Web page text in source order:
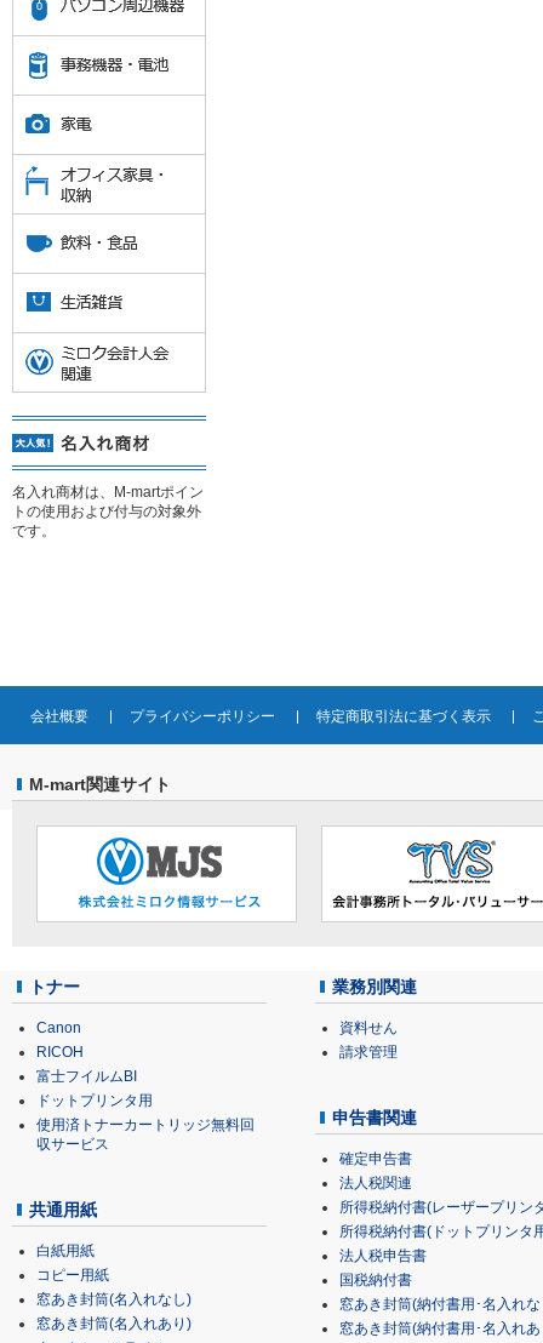
名入れ商材は、M-martポイン
トの使用および付与の対象外
です。
会社概要 プライバシーポリシー 特定商取引法に基づく表示
M-mart関連サイト
トナー
Canon
RICOH
富士フイルムBI
ドットプリンタ用
使用済トナーカートリッジ無料回
収サービス
共通用紙
白紙用紙
コピー用紙
窓あき封筒(名入れなし)
窓あき封筒(名入れあり)
業務別関連
資料せん
請求管理
申告書関連
確定申告書
法人税関連
所得税納付書(レーザープリン
所得税納付書(ドットプリンタ
法人税申告書
国税納付書
窓あき封筒(納付書用･名入れ
窓あき封筒(納付書用･名入れ